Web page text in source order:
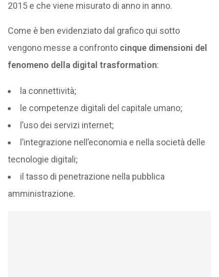
2015 e che viene misurato di anno in anno.
Come è ben evidenziato dal grafico qui sotto
vengono messe a confronto cinque dimensioni del
fenomeno della digital trasformation:
la connettività;
le competenze digitali del capitale umano;
l’uso dei servizi internet;
l’integrazione nell’economia e nella società delle
tecnologie digitali;
il tasso di penetrazione nella pubblica
amministrazione.